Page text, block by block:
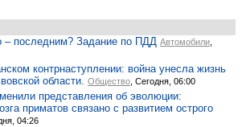
– последним? Задание по ПДД Автомобили
контрнаступлении: война унесла жизнь
области.
Общество , Сегодня, 06:00
представления об эволюции:
приматов связано с развитием острого
04:26